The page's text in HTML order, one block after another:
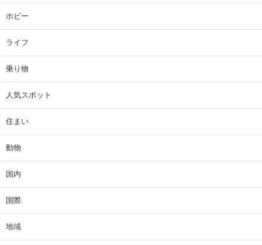
ホビー
ライフ
乗り物
人気スポット
住まい
動物
国内
国際
地域